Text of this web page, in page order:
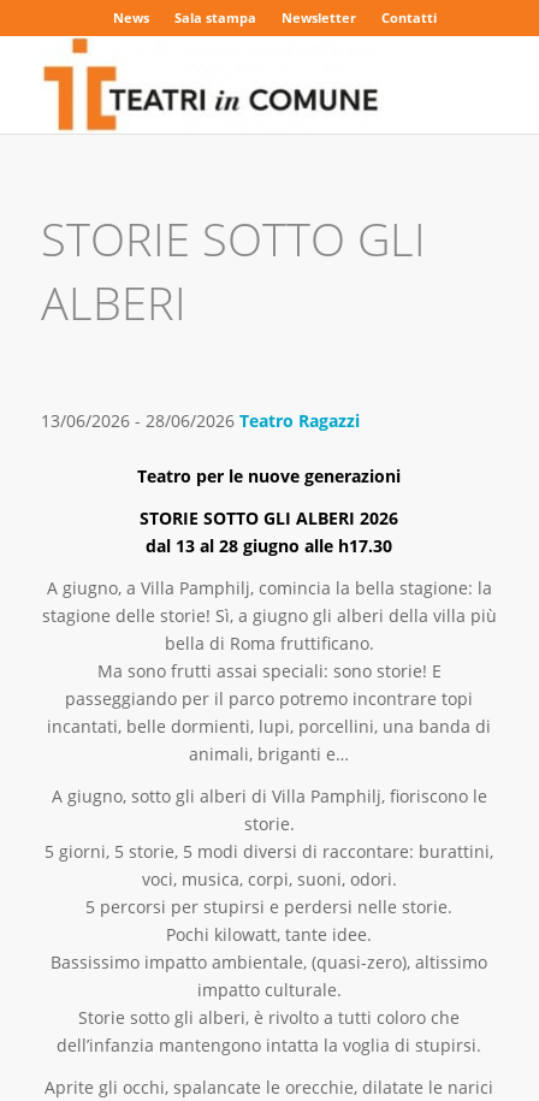
News Sala stampa Newsletter Contatti
STORIE SOTTO GLI
ALBERI
13/06/2026 - 28/06/2026 Teatro Ragazzi
Teatro per le nuove generazioni
STORIE SOTTO GLI ALBERI 2026
dal 13 al 28 giugno alle h17.30
A giugno, a Villa Pamphilj, comincia la bella stagione: la
stagione delle storie! Sì, a giugno gli alberi della villa più
bella di Roma fruttificano.
Ma sono frutti assai speciali: sono storie! E
passeggiando per il parco potremo incontrare topi
incantati, belle dormienti, lupi, porcellini, una banda di
animali, briganti e…
A giugno, sotto gli alberi di Villa Pamphilj, fioriscono le
storie.
5 giorni, 5 storie, 5 modi diversi di raccontare: burattini,
voci, musica, corpi, suoni, odori.
5 percorsi per stupirsi e perdersi nelle storie.
Pochi kilowatt, tante idee.
Bassissimo impatto ambientale, (quasi-zero), altissimo
impatto culturale.
Storie sotto gli alberi, è rivolto a tutti coloro che
dell’infanzia mantengono intatta la voglia di stupirsi.
Aprite gli occhi, spalancate le orecchie, dilatate le narici